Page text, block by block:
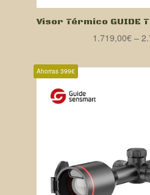
Visor Térmico GUIDE
1.719,00€–
Ahorras 399€